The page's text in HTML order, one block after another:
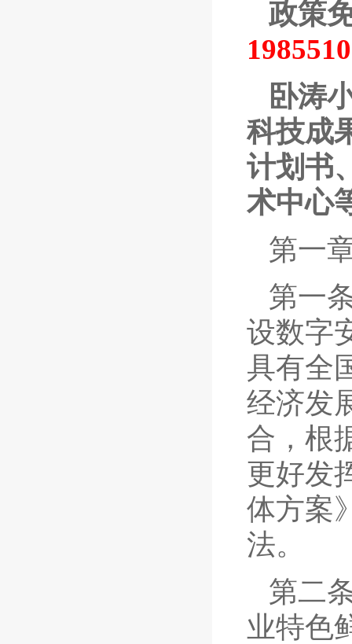
政策
卧涛
科技成
计划书
术中心
第一
第一
设数字
具有全
经济发
合，根
更好发
体方案
法。
第二
业特色